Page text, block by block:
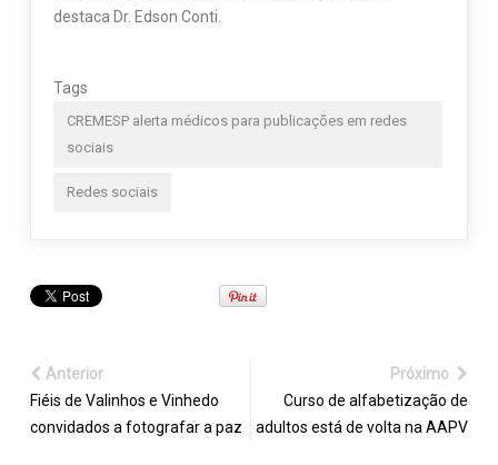
destaca Dr. Edson Conti.
Tags
CREMESP alerta médicos para publicações em redes
sociais
Redes sociais
Anterior
Fiéis de Valinhos e Vinhedo
convidados a fotografar a paz
Próximo
Curso de alfabetização de
adultos está de volta na AAPV